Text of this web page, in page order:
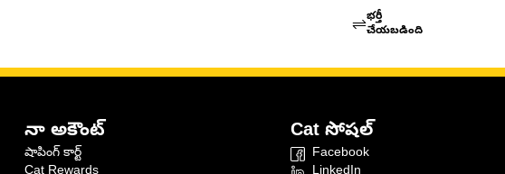
భర్తీ
చేయబడింది
నా అకౌంట్
షాపింగ్ కార్ట్
Cat సోషల్
Facebook